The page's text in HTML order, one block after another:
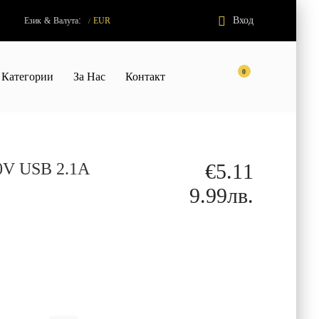
Език & Валута: / EUR Вход
0
Категории За Нас Контакт
USB 2.1A
€5.11
9.99лв.